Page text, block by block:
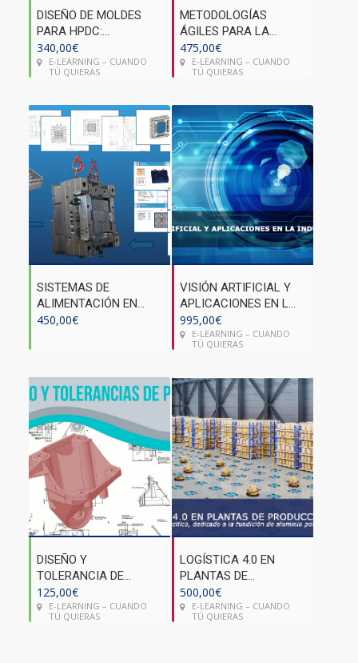
DISEÑO DE MOLDES
PARA HPDC:
FUNDICIÓN A ALTA
PRESIÓN (FASE 7 Y 8)
340,00€
E-LEARNING – CUANDO
TÚ QUIERAS
METODOLOGÍAS
ÁGILES PARA LA
GESTIÓN DE
PROYECTOS
475,00€
E-LEARNING – CUANDO
TÚ QUIERAS
SISTEMAS DE
ALIMENTACIÓN EN
MOLDES DE
450,00€
VISIÓN ARTIFICIAL Y
APLICACIONES EN LA
INDUSTRIA 4.0
995,00€
E-LEARNING – CUANDO
TÚ QUIERAS
DISEÑO Y
TOLERANCIA DE
PIEZAS (MÓDULO
HPDC)
125,00€
E-LEARNING – CUANDO
TÚ QUIERAS
LOGÍSTICA 4.0 EN
PLANTAS DE
PRODUCCIÓN DE
PIEZAS FUNDIDAS EN
ALUMINIO POR
500,00€
E-LEARNING – CUANDO
TÚ QUIERAS